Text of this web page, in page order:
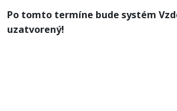
Po tomto termíne bude systém
uzatvorený!